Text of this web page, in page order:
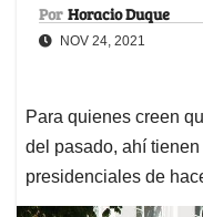
Por Horacio Duque
NOV 24, 2021
Para quienes creen
del pasado, ahí
presidenciales de